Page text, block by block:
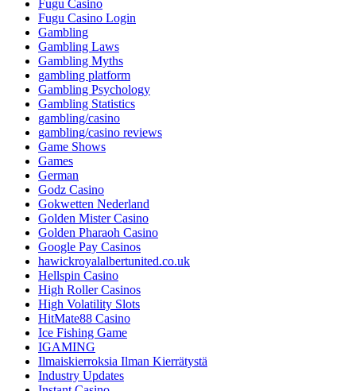
Fugu Casino
Fugu Casino Login
Gambling
Gambling Laws
Gambling Myths
gambling platform
Gambling Psychology
Gambling Statistics
gambling/casino
gambling/casino reviews
Game Shows
Games
German
Godz Casino
Gokwetten Nederland
Golden Mister Casino
Golden Pharaoh Casino
Google Pay Casinos
hawickroyalalbertunited.co.uk
Hellspin Casino
High Roller Casinos
High Volatility Slots
HitMate88 Casino
Ice Fishing Game
IGAMING
Ilmaiskierroksia Ilman Kierrätystä
Industry Updates